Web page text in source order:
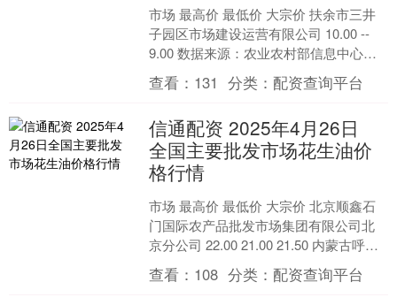
市场 最高价 最低价 大宗价 扶余市三井
子园区市场建设运营有限公司 10.00 --
9.00 数据来源：农业农村部信息中心巨
富配资....
查看： 131 分类：配资查询平台
信通配资 2025年4月26日
全国主要批发市场花生油价
格行情
市场 最高价 最低价 大宗价 北京顺鑫石
门国际农产品批发市场集团有限公司北
京分公司 22.00 21.00 21.50 内蒙古呼和
浩特市东瓦窑农副产品批发市场有....
查看： 108 分类：配资查询平台